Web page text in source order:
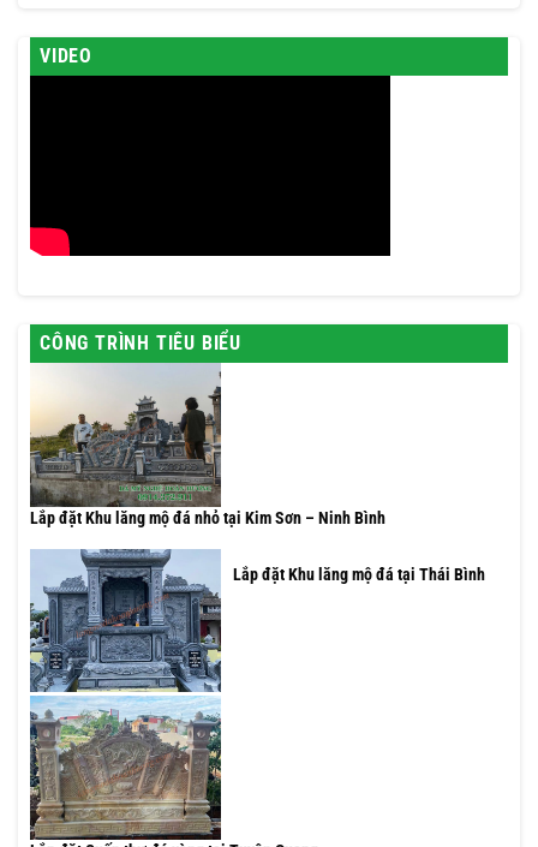
VIDEO
CÔNG TRÌNH TIÊU BIỂU
Lắp đặt Khu lăng mộ đá nhỏ tại Kim Sơn – Ninh Bình
Lắp đặt Khu lăng mộ đá tại Thái Bình